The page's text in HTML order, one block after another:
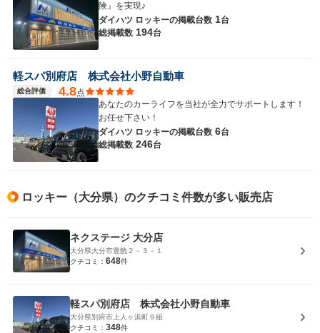
険』を実現♪
ダイハツ ロッキーの掲載台数 1台
総掲載数 194台
軽スパ別府店 株式会社小野自動車
総合評価 4.8点
あなたのカーライフを当社が全力でサポートします！
お任せ下さい！
ダイハツ ロッキーの掲載台数 6台
総掲載数 246台
ロッキー（大分県）のクチコミ件数が多い販売店
ネクステージ 大分店
大分県大分市豊饒２－３－１
クチコミ： 648件
軽スパ別府店 株式会社小野自動車
大分県別府市上人ヶ浜町９組
クチコミ： 348件